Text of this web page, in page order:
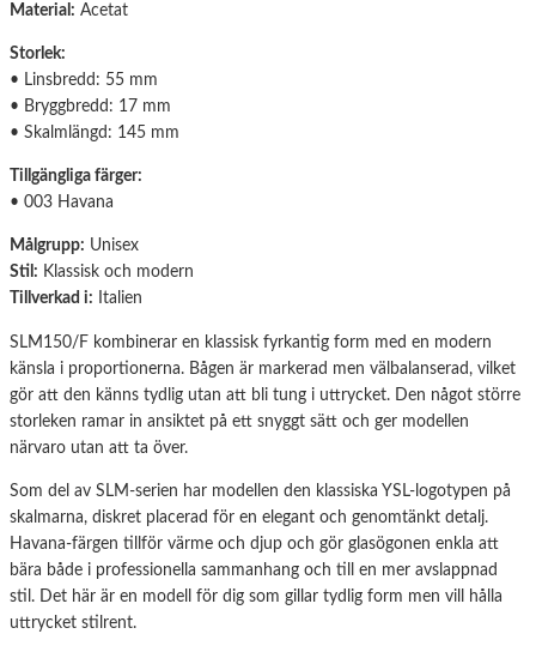
Material: Acetat
Storlek:
• Linsbredd: 55 mm
• Bryggbredd: 17 mm
• Skalmlängd: 145 mm
Tillgängliga färger:
• 003 Havana
Målgrupp: Unisex
Stil: Klassisk och modern
Tillverkad i: Italien
SLM150/F kombinerar en klassisk fyrkantig form med en modern
känsla i proportionerna. Bågen är markerad men välbalanserad, vilket
gör att den känns tydlig utan att bli tung i uttrycket. Den något större
storleken ramar in ansiktet på ett snyggt sätt och ger modellen
närvaro utan att ta över.
Som del av SLM-serien har modellen den klassiska YSL-logotypen på
skalmarna, diskret placerad för en elegant och genomtänkt detalj.
Havana-färgen tillför värme och djup och gör glasögonen enkla att
bära både i professionella sammanhang och till en mer avslappnad
stil. Det här är en modell för dig som gillar tydlig form men vill hålla
uttrycket stilrent.